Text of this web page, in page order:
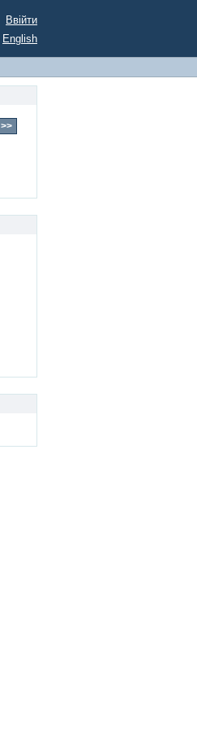
Ввійти
English